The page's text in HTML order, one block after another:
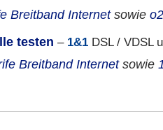
Breitband Internetsowie
testen – 1&1 DSL / VDSL
Breitband Internetsowie